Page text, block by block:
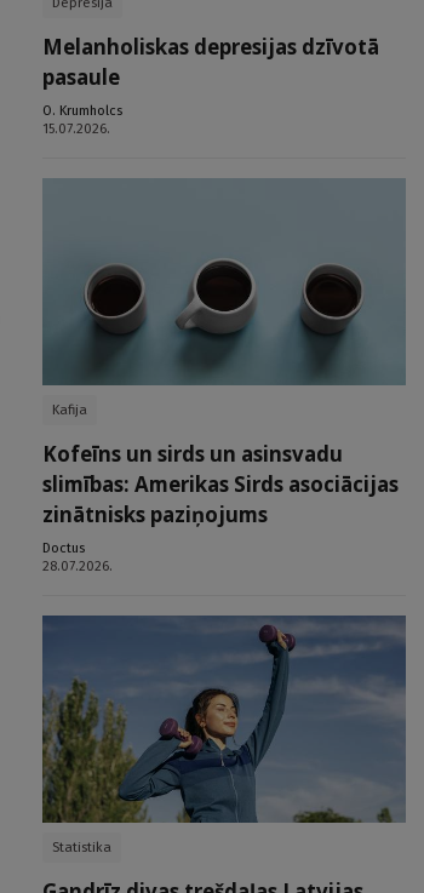
Melanholiskas depresijas dzīvotā
pasaule
O. Krumholcs
15.07.2026.
Kafija
Kofeīns un sirds un asinsvadu
slimības: Amerikas Sirds asociācijas
zinātnisks paziņojums
Doctus
28.07.2026.
Statistika